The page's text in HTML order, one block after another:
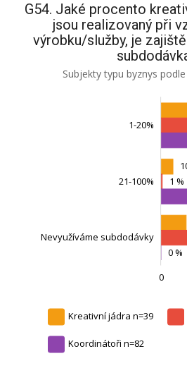
G54. Jaké procento
jsou realizovaný při
výrobku/služby, je
Subjekty typu byznys
1 %
0 %
Nevyužíváme subdodávky
1-20%
21-100%
Nevyužíváme subdodávky
-100
-50
0
200
150
Kreativní jádra n=39
Koordinátoři n=82